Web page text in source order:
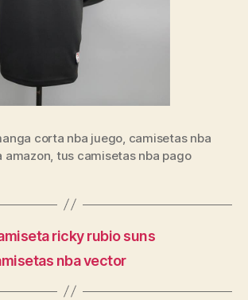
corta nba juego, camisetas nba
amazon, tus camisetas nba pago
ricky rubio suns
nba vector